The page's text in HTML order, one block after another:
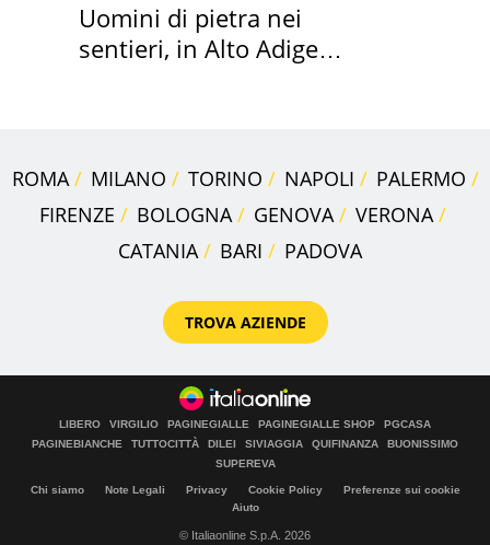
Uomini di pietra nei
sentieri, in Alto Adige
ROMA MILANO TORINO NAPOLI
PALERMO
FIRENZE
BOLOGNA GENOVA
VERONA
CATANIA
BARI PADOVA
TROVA AZIENDE
LIBERO VIRGILIO PAGINEGIALLE PAGINEGIALLE SHOP
PGCASA
PAGINEBIANCHE
TUTTOCITTÀ DILEI SIVIAGGIA QUIFINANZA
BUONISSIMO
SUPEREVA
Chi siamo Note Legali Privacy Cookie Policy
Preferenze sui cookie
Aiuto
© Italiaonline S.p.A. 2026